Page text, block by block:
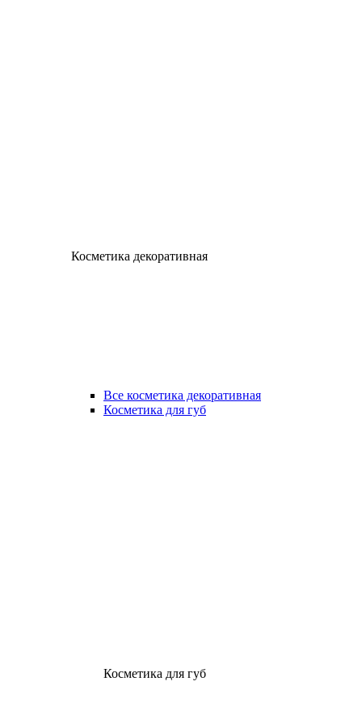
Косметика декоративная
Все косметика декоративная
Косметика для губ
Косметика для губ